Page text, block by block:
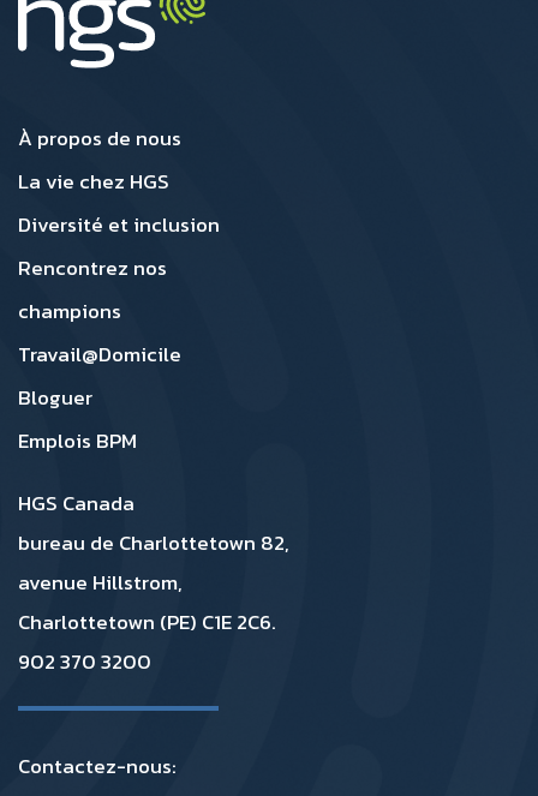
Canada Footer1
À propos de nous
La vie chez HGS
Diversité et inclusion
Rencontrez nos
champions
Travail@Domicile
Bloguer
Emplois BPM
HGS Canada
bureau de Charlottetown 82,
avenue Hillstrom,
Charlottetown (PE) C1E 2C6.
902 370 3200
Contactez-nous: